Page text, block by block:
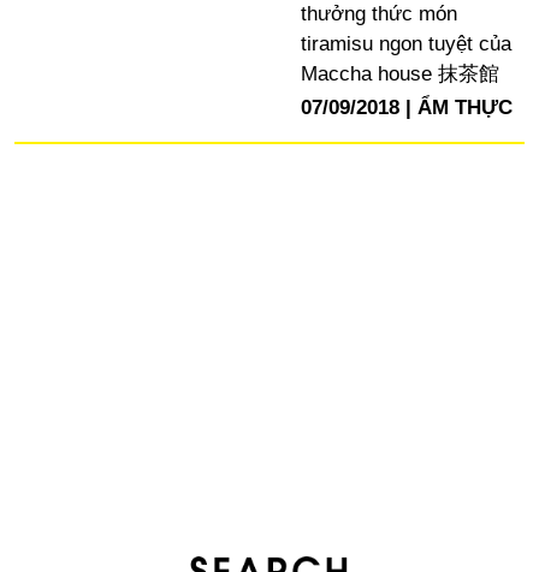
thưởng thức món
tiramisu ngon tuyệt của
Maccha house 抹茶館
07/09/2018
ẨM THỰC